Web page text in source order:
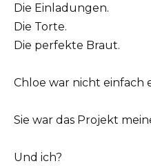
Die Einladungen.
Die Torte.
Die perfekte Braut.
Chloe war nicht einfach
Sie war das Projekt
Und ich?